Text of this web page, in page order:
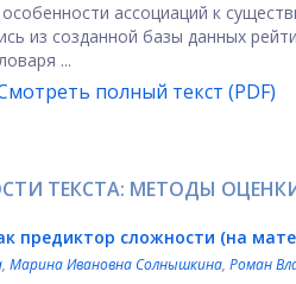
ассоциаций к
из созданной базы данных
...
полный текст (PDF)
ТЕКСТА: МЕТОДЫ
предиктор сложности (на
, Марина Ивановна Солнышкина, Роман